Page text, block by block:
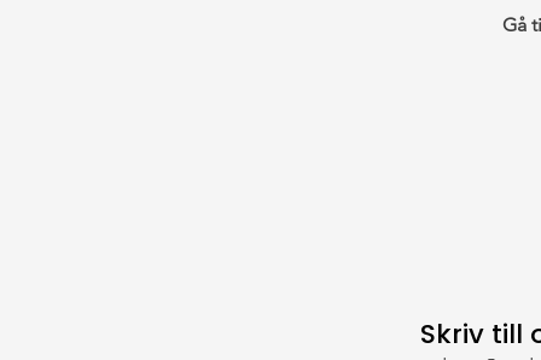
Gå
Skriv till